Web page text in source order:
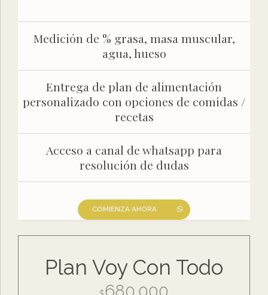
Medición de % grasa, masa muscular,
agua, hueso
Entrega de plan de alimentación
personalizado con opciones de comidas /
recetas
Acceso a canal de whatsapp para
resolución de dudas
COMIENZA AHORA
Plan Voy Con Todo
680.000